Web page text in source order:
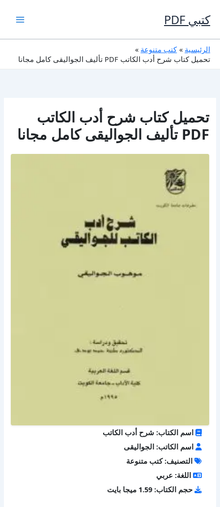
إلى
المحتوى
كتبي PDF
الرئيسية
كتب متنوعة
تحميل كتاب شرح أدب الكاتب PDF تأليف الجواليقى كامل مجانا
تحميل كتاب شرح أدب الكاتب
PDF تأليف الجواليقى كامل مجانا
اسم الكتاب: شرح أدب الكاتب
اسم الكاتب: الجواليقى
التصنيف: كتب متنوعة
اللغة: عربي
حجم الكتاب: 1.59 ميجا بايت